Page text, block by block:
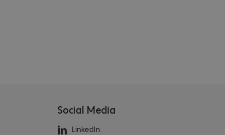
Social Media
LinkedIn